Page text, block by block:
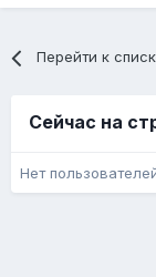
Перейти к
Сейчас на
Нет